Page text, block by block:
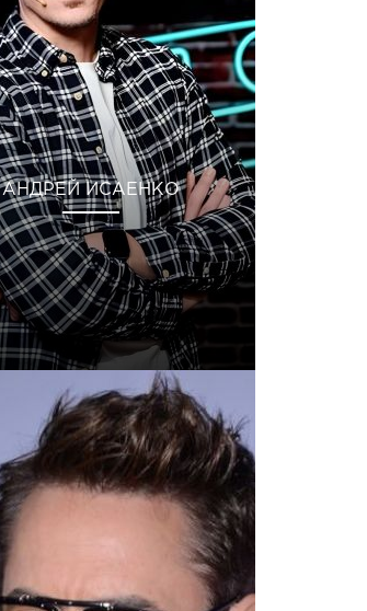
АНДРЕЙ ИСАЕНКО